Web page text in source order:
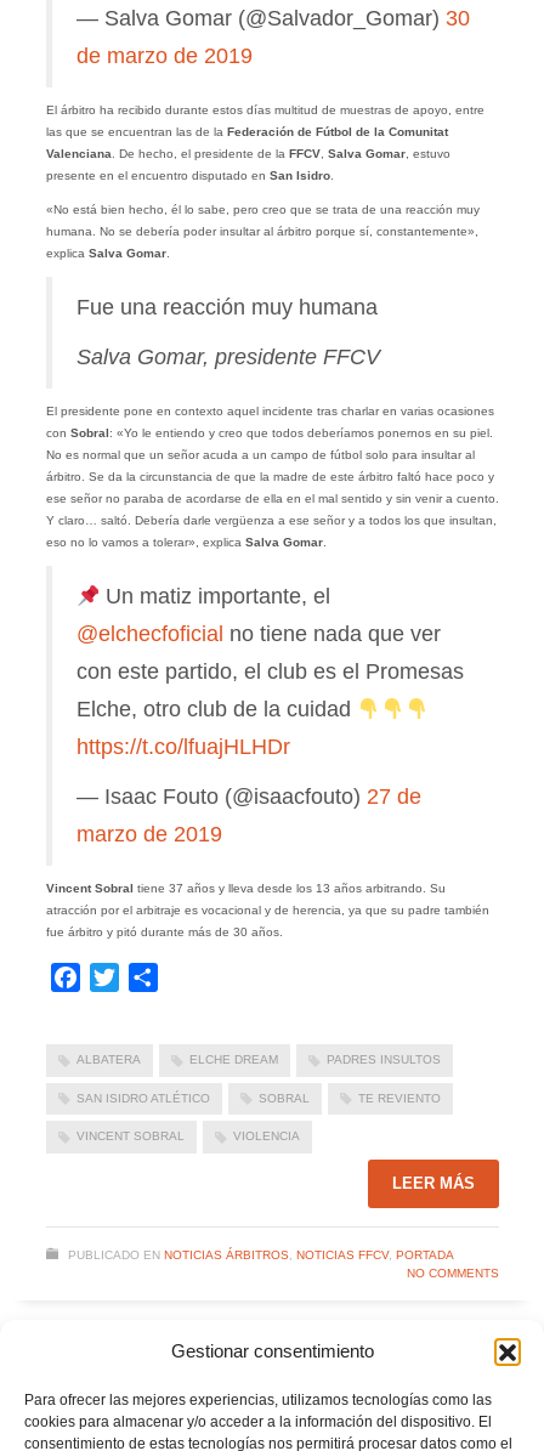
Gestionar consentimiento
Para ofrecer las mejores experiencias, utilizamos tecnologías como las
cookies para almacenar y/o acceder a la información del dispositivo. El
consentimiento de estas tecnologías nos permitirá procesar datos como el
— Salva Gomar (@Salvador_Gomar) 30
de marzo de 2019
El árbitro ha recibido durante estos días multitud de muestras de apoyo, entre
las que se encuentran las de la Federación de Fútbol de la Comunitat
Valenciana. De hecho, el presidente de la FFCV, Salva Gomar, estuvo
presente en el encuentro disputado en San Isidro.
«No está bien hecho, él lo sabe, pero creo que se trata de una reacción muy
humana. No se debería poder insultar al árbitro porque sí, constantemente»,
explica Salva Gomar.
Fue una reacción muy humana
Salva Gomar, presidente FFCV
El presidente pone en contexto aquel incidente tras charlar en varias ocasiones
con Sobral : «Yo le entiendo y creo que todos deberíamos ponernos en su piel.
No es normal que un señor acuda a un campo de fútbol solo para insultar al
árbitro. Se da la circunstancia de que la madre de este árbitro faltó hace poco y
ese señor no paraba de acordarse de ella en el mal sentido y sin venir a cuento.
Y claro… saltó. Debería darle vergüenza a ese señor y a todos los que insultan,
eso no lo vamos a tolerar», explica Salva Gomar.
Un matiz importante, el
@elchecfoficial no tiene nada que ver
con este partido, el club es el Promesas
Elche, otro club de la cuidad
https://t.co/lfuajHLHDr
— Isaac Fouto (@isaacfouto) 27 de
marzo de 2019
Vincent Sobral tiene 37 años y lleva desde los 13 años arbitrando. Su
atracción por el arbitraje es vocacional y de herencia, ya que su padre también
fue árbitro y pitó durante más de 30 años.
Facebook
Twitter
ALBATERA ELCHE DREAM PADRES INSULTOS
SAN ISIDRO ATLÉTICO SOBRAL TE REVIENTO
VINCENT SOBRAL VIOLENCIA
LEER MÁS
PUBLICADO EN NOTICIAS ÁRBITROS, NOTICIAS FFCV, PORTADA
NO COMMENTS